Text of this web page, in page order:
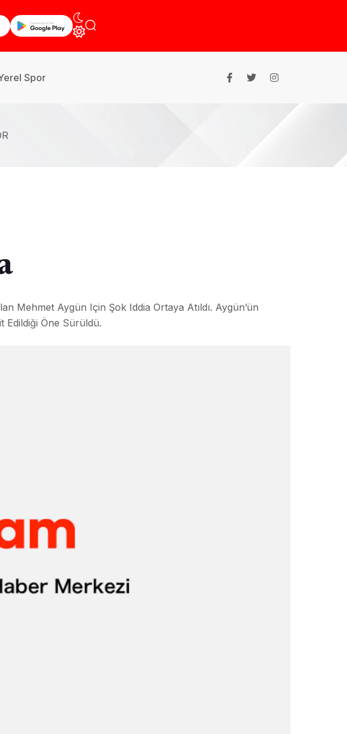
Spor
Mehmet Aygün Için Şok Iddia Ortaya Atıldı. Aygün’ün
Edildiği Öne Sürüldü.